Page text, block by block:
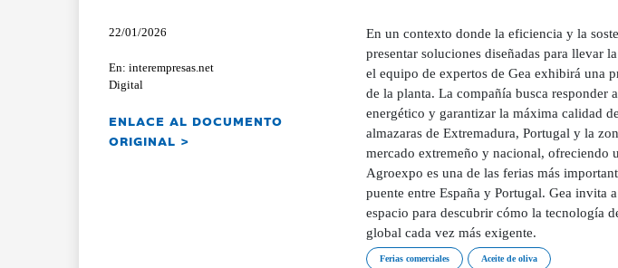
22/01/2026
En: interempresas.net
Digital
ENLACE AL DOCUMENTO
ORIGINAL >
En un contexto donde la eficiencia y la
presentar soluciones diseñadas para llevar
el equipo de expertos de Gea exhibirá una
de la planta. La compañía busca responder
energético y garantizar la máxima calidad
almazaras de Extremadura, Portugal y la
mercado extremeño y nacional, ofreciendo
Agroexpo es una de las ferias más
puente entre España y Portugal. Gea invita
espacio para descubrir cómo la tecnología
global cada vez más exigente.
Ferias comerciales Aceite de oliva